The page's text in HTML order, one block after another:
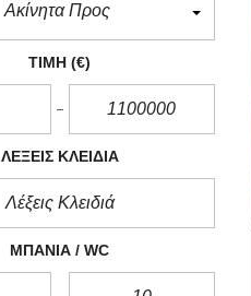
Ακίνητα Προς
ΤΙΜΉ (€)
ΛΈΞΕΙΣ ΚΛΕΙΔΙΆ
ΜΠΆΝΙΑ / WC